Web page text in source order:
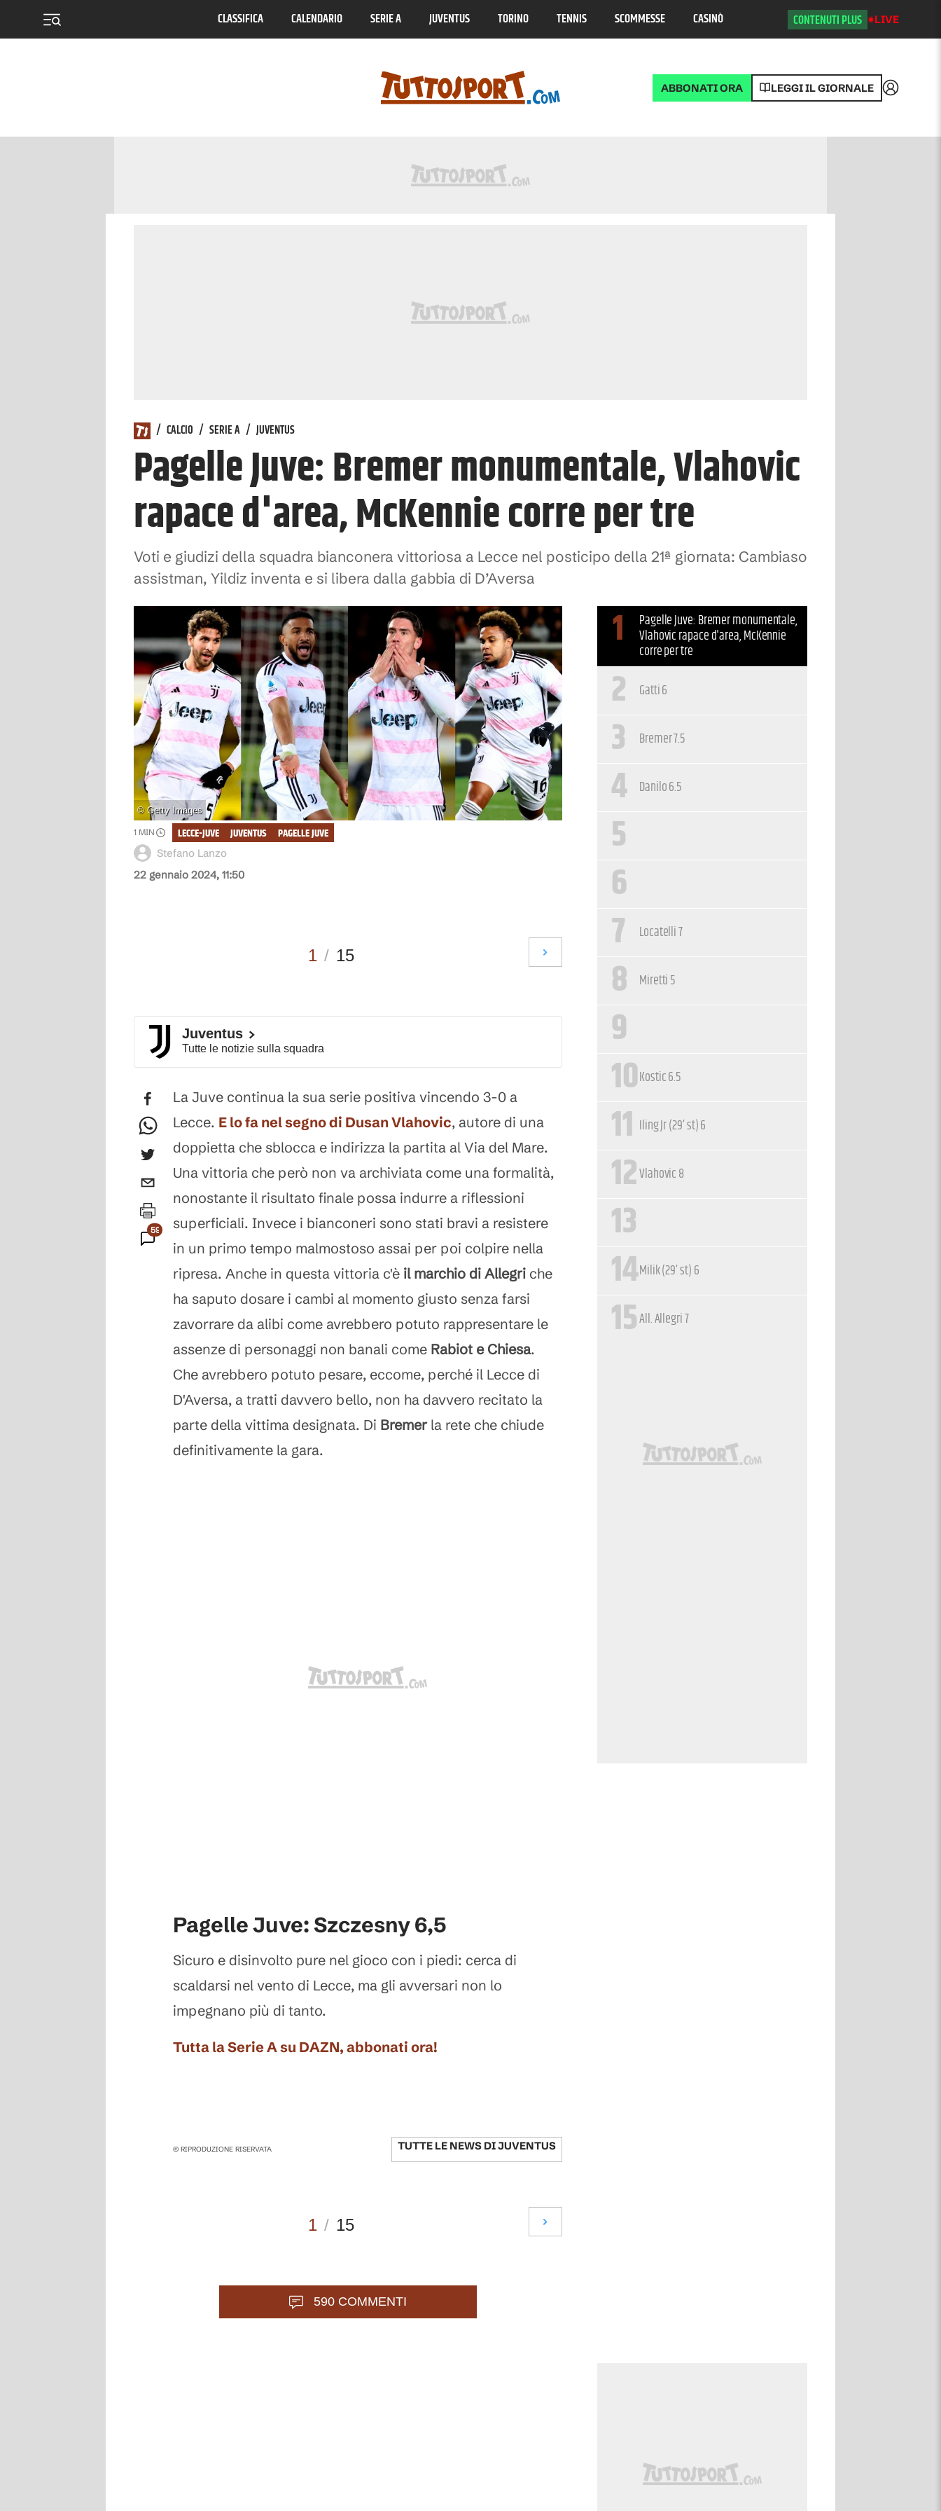
CLASSIFICA CALENDARIO SERIE A JUVENTUS TORINO TENNIS SCOMMESSE CASINÒ CONTENUTI PLUS LIVE
ABBONATI ORA LEGGI IL GIORNALE Accedi
/ CALCIO / SERIE A / JUVENTUS
Pagelle Juve: Bremer monumentale, Vlahovic
rapace d'area, McKennie corre per tre
Voti e giudizi della squadra bianconera vittoriosa a Lecce nel posticipo della 21ª giornata: Cambiaso
assistman, Yildiz inventa e si libera dalla gabbia di D’Aversa
© Getty Images
22 gennaio 2024, 11:50
Stefano Lanzo
1 MIN PAGELLE JUVE
JUVENTUS
LECCE-JUVE
1 / 15
Juventus
Tutte le notizie sulla squadra
590
Commenti
La Juve continua la sua serie positiva vincendo 3-0 a
Lecce. E lo fa nel segno di Dusan Vlahovic, autore di una
doppietta che sblocca e indirizza la partita al Via del Mare.
Una vittoria che però non va archiviata come una formalità,
nonostante il risultato finale possa indurre a riflessioni
superficiali. Invece i bianconeri sono stati bravi a resistere
in un primo tempo malmostoso assai per poi colpire nella
ripresa. Anche in questa vittoria c'è il marchio di Allegri che
ha saputo dosare i cambi al momento giusto senza farsi
zavorrare da alibi come avrebbero potuto rappresentare le
assenze di personaggi non banali come Rabiot e Chiesa.
Che avrebbero potuto pesare, eccome, perché il Lecce di
D'Aversa, a tratti davvero bello, non ha davvero recitato la
parte della vittima designata. Di Bremer la rete che chiude
definitivamente la gara.
Pagelle Juve: Szczesny 6,5
Sicuro e disinvolto pure nel gioco con i piedi: cerca di
scaldarsi nel vento di Lecce, ma gli avversari non lo
impegnano più di tanto.
Tutta la Serie A su DAZN, abbonati ora!
© RIPRODUZIONE RISERVATA TUTTE LE NEWS DIJUVENTUS
1 / 15
590 COMMENTI
1 Pagelle Juve: Bremer monumentale,
Vlahovic rapace d'area, McKennie
corre per tre
2 Gatti 6
3 Bremer 7.5
4 Danilo 6.5
5
6
7
Locatelli 7
8 Miretti 5
9
10Kostic 6.5
11 Iling Jr (29’ st) 6
12Vlahovic 8
13
14Milik (29’ st) 6
15All. Allegri 7